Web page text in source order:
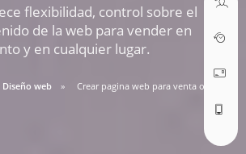
flexibilidad, control sobre el
de la web para vender en
y en cualquier lugar.
Diseño web Crear pagina web para venta online
ABRIR TICKET